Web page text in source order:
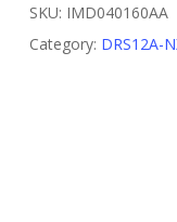
SKU: IMD040160AA
Category: DRS12A-